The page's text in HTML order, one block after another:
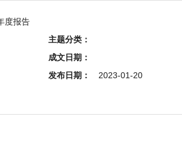
度报告
主题分类：
成文日期：
发布日期：
2023-01-20